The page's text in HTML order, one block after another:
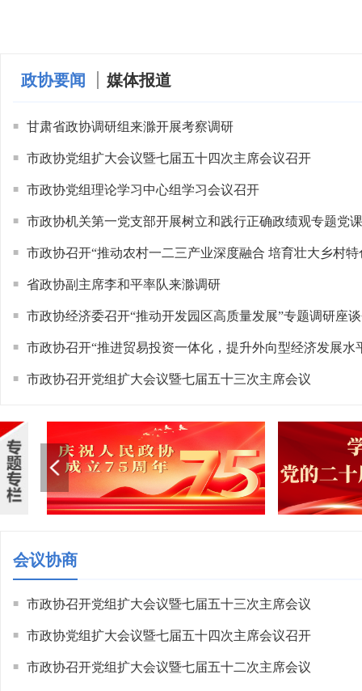
政协要闻 媒体报道
■ 甘肃省政协调研组来滁开展考察调研
■ 市政协党组扩大会议暨七届五十四次主席会议召开
■ 市政协党组理论学习中心组学习会议召开
■ 市政协机关第一党支部开展树立和践行正确政绩观专题党
会
■ 市政协召开“推动农村一二三产业深度融合 培育壮大乡村特
业”协商座谈会
■ 省政协副主席李和平率队来滁调研
■ 市政协经济委召开“推动开发园区高质量发展”专题调研座
■ 市政协召开“推进贸易投资一体化，提升外向型经济发展水
题协商会
■ 市政协召开党组扩大会议暨七届五十三次主席会议
会议协商
■ 市政协召开党组扩大会议暨七届五十三次主席会议
■ 市政协党组扩大会议暨七届五十四次主席会议召开
■ 市政协召开党组扩大会议暨七届五十二次主席会议